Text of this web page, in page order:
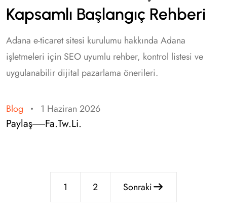
Kapsamlı Başlangıç Rehberi
Adana e-ticaret sitesi kurulumu hakkında Adana
işletmeleri için SEO uyumlu rehber, kontrol listesi ve
uygulanabilir dijital pazarlama önerileri.
Blog 1 Haziran 2026
Paylaş Fa.Tw.Li.
1 2 Sonraki